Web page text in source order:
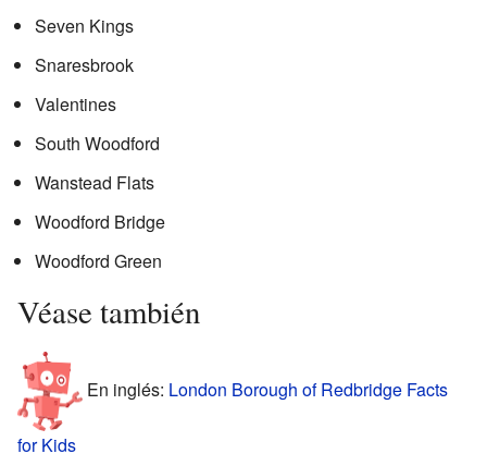
Seven Kings
Snaresbrook
Valentines
South Woodford
Wanstead Flats
Woodford Bridge
Woodford Green
Véase también
En inglés: London Borough of Redbridge Facts
for Kids